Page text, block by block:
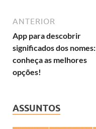
ANTERIOR
App para descobrir
significados dos nomes:
conheça as melhores
opções!
ASSUNTOS